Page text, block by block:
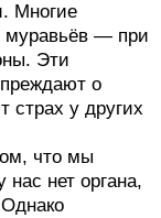
Многие
муравьёв — при
Эти
о
страх у других
что мы
нас нет органа,